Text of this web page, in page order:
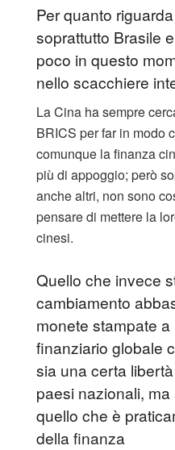
Per quanto
soprattutto Brasile
poco in questo
nello scacchiere
La Cina ha sempre
BRICS per far in modo
comunque la finanza
più di appoggio; però
anche altri, non sono
pensare di mettere la
cinesi.
Quello che invece
cambiamento
monete stampate
finanziario globale
sia una certa
paesi nazionali,
quello che è
della finanza